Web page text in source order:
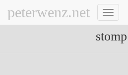
peterwenz.net
stomp